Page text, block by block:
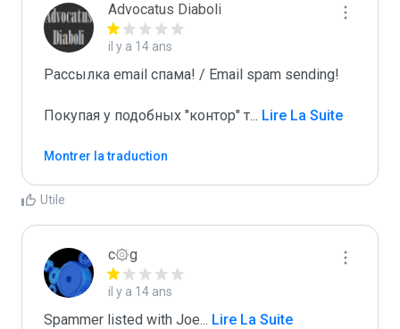
Advocatus Diaboli
il y a 14 ans
Рассылка email спама! / Email spam sending!
Покупая у подобных "контор" т... Lire La Suite
Montrer la traduction
Utile
c۞g
il y a 14 ans
Spammer listed with Joe... Lire La Suite